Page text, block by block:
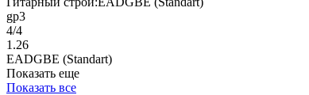
gp3
4/4
1.26
EADGBE (Standart)
Показать еще
Показать все